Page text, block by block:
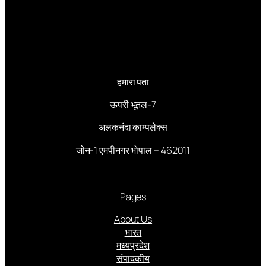
हमारा पता
ऊपरी भूतल-7
अलकनंदा काम्पलेक्स
जोन-1 एमपीनगर भोपाल – 462011
Pages
About Us
भारत
मध्यप्रदेश
संपादकीय